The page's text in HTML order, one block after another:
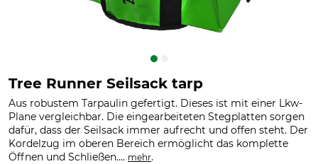
Tree Runner Seilsack tarp
Aus robustem Tarpaulin gefertigt. Dieses ist mit einer Lkw-
Plane vergleichbar. Die eingearbeiteten Stegplatten sorgen
dafür, dass der Seilsack immer aufrecht und offen steht. Der
Kordelzug im oberen Bereich ermöglicht das komplette
Öffnen und Schließen.... mehr.